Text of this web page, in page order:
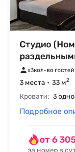
Студио
x3кол-во гостей
3 места 33 м2
Кровати: 3
Подробное
от 6
за номер в